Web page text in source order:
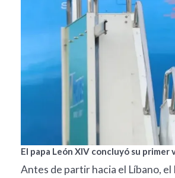
El papa León XIV concluyó su
Antes de partir hacia el Líbano,